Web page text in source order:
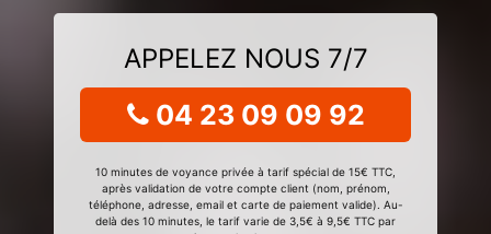
APPELEZ NOUS 7/7
04 23 09 09 92
10 minutes de voyance privée à tarif spécial de 15€ TTC,
après validation de votre compte client (nom, prénom,
téléphone, adresse, email et carte de paiement valide). Au-
delà des 10 minutes, le tarif varie de 3,5€ à 9,5€ TTC par